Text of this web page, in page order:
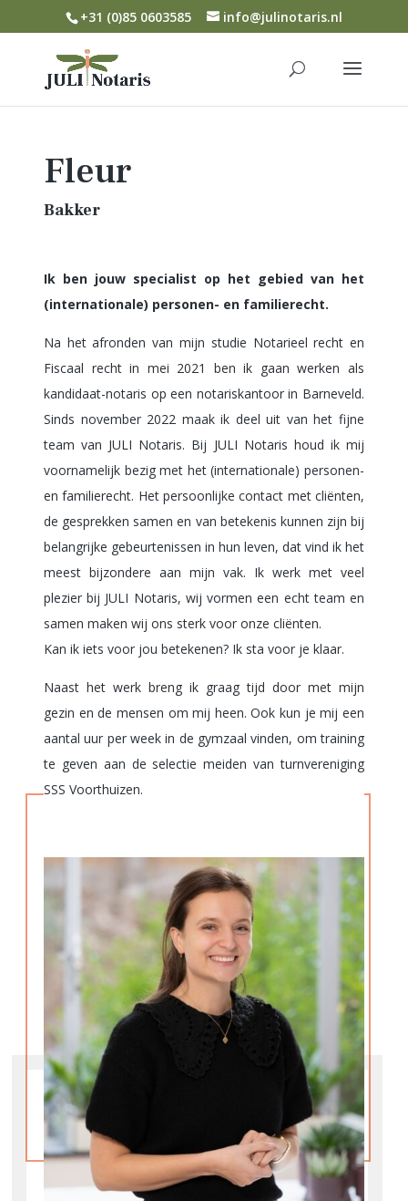
+31 (0)85 0603585 info@julinotaris.nl
Fleur
Bakker
Ik ben jouw specialist op het gebied van het
(internationale) personen- en familierecht.
Na het afronden van mijn studie Notarieel recht en
Fiscaal recht in mei 2021 ben ik gaan werken als
kandidaat-notaris op een notariskantoor in Barneveld.
Sinds november 2022 maak ik deel uit van het fijne
team van JULI Notaris. Bij JULI Notaris houd ik mij
voornamelijk bezig met het (internationale) personen-
en familierecht. Het persoonlijke contact met cliënten,
de gesprekken samen en van betekenis kunnen zijn bij
belangrijke gebeurtenissen in hun leven, dat vind ik het
meest bijzondere aan mijn vak. Ik werk met veel
plezier bij JULI Notaris, wij vormen een echt team en
samen maken wij ons sterk voor onze cliënten.
Kan ik iets voor jou betekenen? Ik sta voor je klaar.
Naast het werk breng ik graag tijd door met mijn
gezin en de mensen om mij heen. Ook kun je mij een
aantal uur per week in de gymzaal vinden, om training
te geven aan de selectie meiden van turnvereniging
SSS Voorthuizen.